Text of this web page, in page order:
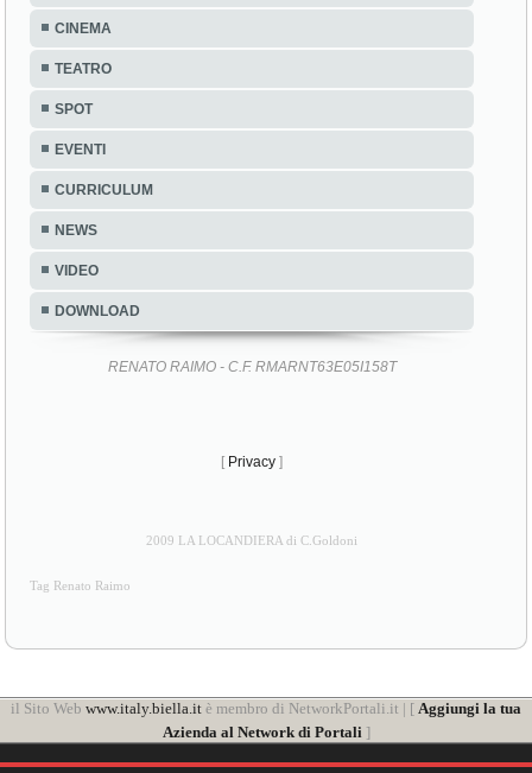
CINEMA
TEATRO
SPOT
EVENTI
CURRICULUM
NEWS
VIDEO
DOWNLOAD
RENATO RAIMO - C.F. RMARNT63E05I158T
[ Privacy ]
2009 LA LOCANDIERA di C.Goldoni
Tag Renato Raimo
il Sito Web www.italy.biella.it è membro di NetworkPortali.it | [ Aggiungi la tua
Azienda al Network di Portali]